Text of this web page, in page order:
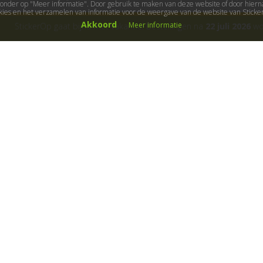
StickerOp gaat bijna met vakantie! Bestellingen na
op "Meer informatie". Door gebruik te maken van deze website of door
en het verzamelen van informatie voor de weergave van de website van
Akkoord Meer informatie